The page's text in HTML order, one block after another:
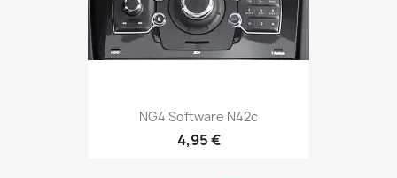
NG4 Software N42c
4,95 €